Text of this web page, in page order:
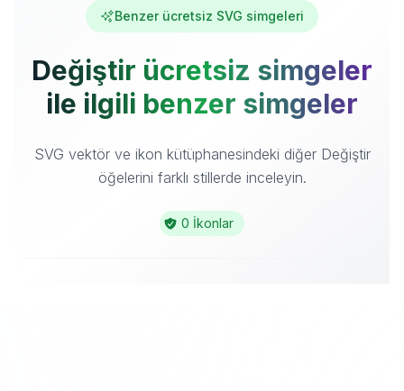
Benzer ücretsiz SVG simgeleri
Değiştir ücretsiz simgeler
ile ilgili benzer simgeler
SVG vektör ve ikon kütüphanesindeki diğer Değiştir
öğelerini farklı stillerde inceleyin.
0 İkonlar